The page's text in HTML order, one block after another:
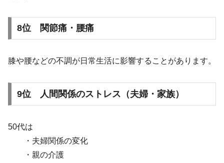
8位 関節痛・腰痛
膝や腰などの不調が日常生活に影響することがあります。
9位 人間関係のストレス（夫婦・家族）
50代は
・夫婦関係の変化
・親の介護